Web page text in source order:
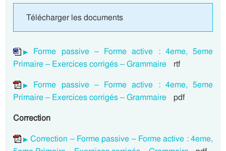
Télécharger les documents
Forme passive – Forme active : 4eme, 5eme
Primaire – Exercices corrigés – Grammaire
rtf
Forme passive – Forme active : 4eme, 5eme
Primaire – Exercices corrigés – Grammaire
pdf
Correction
Correction – Forme passive – Forme active : 4eme,